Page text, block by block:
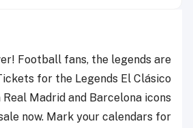
Football fans, the legends are
for the Legends El Clásico
Madrid and Barcelona icons
now. Mark your calendars for